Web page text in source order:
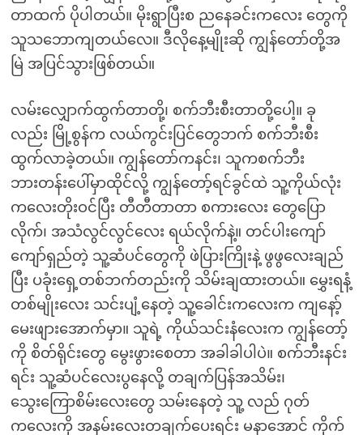
တာထက် ပိုပါတယ်။ မိုးရွာပြီးစ ညနေခင်းကလေး တွေကို
သူသဘောကျတယ်လေ။ ဒီလိုနေ့မျိုးဆို ကျွန်တော်တို့အ
မြဲ အပြင်သွားဖြစ်တယ်။
လမ်းလျှောက်ထွက်တာတို့၊ စက်ဘီးစီးတာတို့ပေါ့။ ခု
လည်း မြို့စွန်က လယ်ကွင်းပြင်တွေဘက် စက်ဘီးစီး
ထွက်လာခဲ့တယ်။ ကျွန်တော်ကနင်း၊ သူကစက်ဘီး
ဘားတန်းပေါ်မှာထိုင်လို့ ကျွန်တော့်ရင်ခွင်ထဲ သူ့ကိုယ်လုံး
ကလေးတိုးဝင်ပြီး တီတီတာတာ စကားလေး တွေပြော
လိုက်၊ အသံလွင်လွင်လေး ရယ်လိုက်နဲ့။ တင်ပါးကျော်
ကျော်ရှည်တဲ့ သူ့ဆံပင်တွေကို ဖဲပြားကြိုးနဲ့ ဖွဖွလေးချည်
ပြီး ပခုံးရှေ့တစ်ဘက်တည်းကို သိမ်းချထားတယ်။ မွှေးရနံ့
တစ်မျိုးလေး သင်းပျံ့နေတဲ့ သူ့ခေါင်းကလေးက ကျနော့်
မေးဖျားအောက်မှာ။ သူရဲ့ ကိုယ်သင်းနံလေးက ကျွန်တော့်
ကို စိတ်ရိုင်းတွေ မွေးဖွားစေတာ အခါခါပါပဲ။ စက်ဘီးနင်း
ရင်း သူ့ဆံပင်လေးပွနေလို့ တချက်ပြန်အသိမ်း၊
သွေးကြောစိမ်းလေးတွေ သမ်းနေတဲ့ သူ့ လည် ဂုတ်
ကလေးကို အနမ်းလေးတချက်ပေးရင်း မနာအောင် ကိုက်